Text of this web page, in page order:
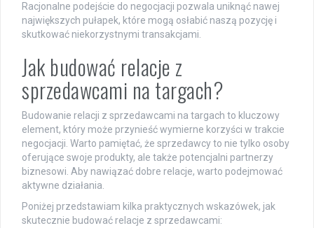
Racjonalne podejście do negocjacji pozwala uniknąć nawej
największych pułapek, które mogą osłabić naszą pozycję i
skutkować niekorzystnymi transakcjami.
Jak budować relacje z
sprzedawcami na targach?
Budowanie relacji z sprzedawcami na targach to kluczowy
element, który może przynieść wymierne korzyści w trakcie
negocjacji. Warto pamiętać, że sprzedawcy to nie tylko osoby
oferujące swoje produkty, ale także potencjalni partnerzy
biznesowi. Aby nawiązać dobre relacje, warto podejmować
aktywne działania.
Poniżej przedstawiam kilka praktycznych wskazówek, jak
skutecznie budować relacje z sprzedawcami: